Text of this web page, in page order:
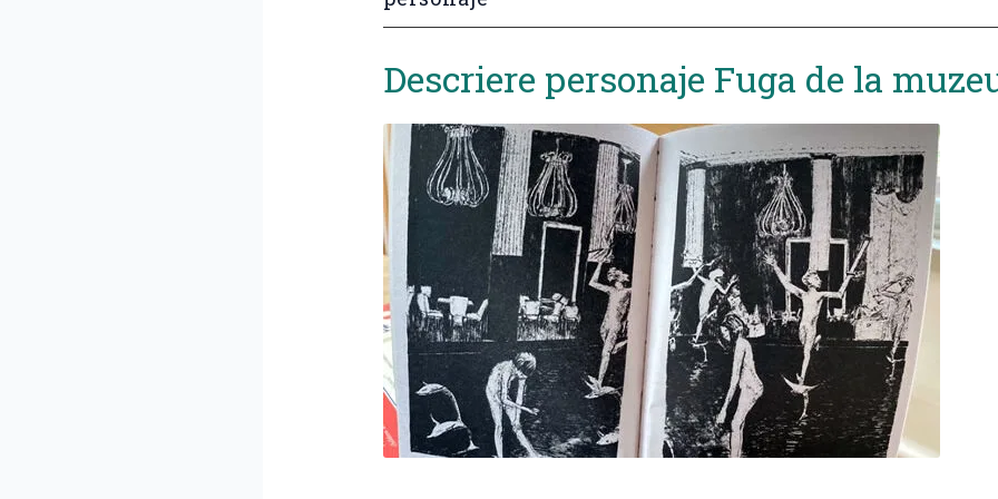
Descriere personaje Fuga de la